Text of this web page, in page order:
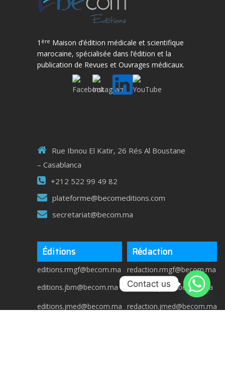
1 ère Maison d’édition médicale et scientifique
marocaine, spécialisée dans l’édition et la
publication de Revues et Ouvrages médicaux.
Rue Ibnou El Katir, 26 Rés Al Boustane
– Casablanca
+212 522 99 49 82
plateforme@becomeditions.com
secretariat@becom.ma
Éditions
editions.rmgf@becom.ma
editions.jbm@becom.ma
editions.jmed@becom.ma
Rédaction
redaction.rmgf@becom.ma
redaction.jbm@becom.ma
redaction.jmed@becom.ma
Contact us